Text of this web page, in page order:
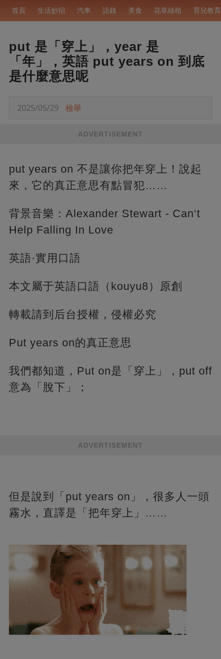
首頁 生活妙招 汽車 語錄 美食 花草綠植 育兒教育
put 是「穿上」，year 是
「年」，英語 put years on 到底
是什麼意思呢
2025/05/29 檢舉
ADVERTISEMENT
put years on 不是讓你把年穿上！說起
來，它的真正意思有點冒犯……
背景音樂：Alexander Stewart - Can‘t
Help Falling In Love
英語·實用口語
本文屬于英語口語（kouyu8）原創
轉載請到后台授權，侵權必究
Put years on的真正意思
我們都知道，Put on是「穿上」，put off
意為「脫下」；
ADVERTISEMENT
但是說到「put years on」，很多人一頭
霧水，直譯是「把年穿上」……